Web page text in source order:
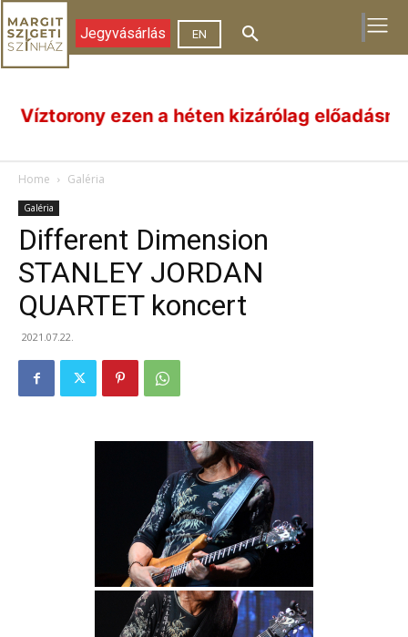
Jegyvásárlás EN
ezen a héten kizárólag
Home Galéria
Galéria
Different Dimension
STANLEY JORDAN
QUARTET koncert
2021.07.22.